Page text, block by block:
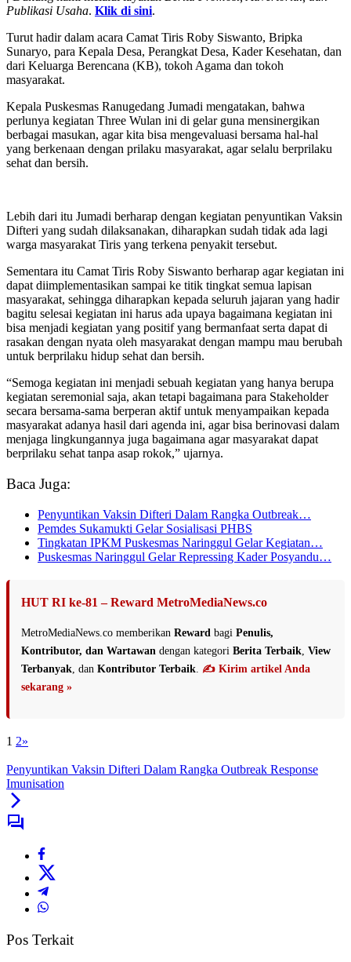
Publikasi Usaha. Klik di sini.
Turut hadir dalam acara Camat Tiris Roby Siswanto, Bripka
Sunaryo, para Kepala Desa, Perangkat Desa, Kader Kesehatan, dan
dari Keluarga Berencana (KB), tokoh Agama dan tokoh
masyarakat.
Kepala Puskesmas Ranugedang Jumadi mengatakan, bahwa
perlunya kegiatan Three Wulan ini di gelar guna mensinergikan
berbagai masukan, agar kita bisa mengevaluasi bersama hal-hal
yang berkenaan dengan prilaku masyarakat, agar selalu berprilaku
sehat dan bersih.
Lebih dari itu Jumadi berharap dengan kegiatan penyuntikan Vaksin
Difteri yang sudah dilaksanakan, diharapkan sudah tidak ada lagi
warga masyarakat Tiris yang terkena penyakit tersebut.
Sementara itu Camat Tiris Roby Siswanto berharap agar kegiatan ini
dapat diimplementasikan sampai ke titik tingkat semua lapisan
masyarakat, sehingga diharapkan kepada seluruh jajaran yang hadir
bagitu selesai kegiatan ini harus ada upaya bagaimana kegiatan ini
bisa menjadi kegiatan yang positif yang bermanfaat serta dapat di
rasakan dengan nyata oleh masyarakat dengan mampu mau berubah
untuk berprilaku hidup sehat dan bersih.
“Semoga kegiatan ini menjadi sebuah kegiatan yang hanya berupa
kegiatan seremonial saja, akan tetapi bagaimana para Stakeholder
secara bersama-sama berperan aktif untuk menyampaikan kepada
masyarakat adanya hasil dari agenda ini, agar bisa berinovasi dalam
menjaga lingkungannya juga bagaimana agar masyarakat dapat
berprilaku sehat tanpa asap rokok,” ujarnya.
Baca Juga:
Penyuntikan Vaksin Difteri Dalam Rangka Outbreak…
Pemdes Sukamukti Gelar Sosialisasi PHBS
Tingkatan IPKM Puskesmas Naringgul Gelar Kegiatan…
Puskesmas Naringgul Gelar Repressing Kader Posyandu…
HUT RI ke-81 – Reward MetroMediaNews.co
MetroMediaNews.co memberikan Reward bagi Penulis,
Kontributor, dan Wartawan dengan kategori Berita Terbaik View
Terbanyak , dan Kontributor Terbaik ✍️ Kirim artikel Anda
sekarang »
1 2»
Penyuntikan Vaksin Difteri Dalam Rangka Outbreak Response
Imunisation
Pos Terkait